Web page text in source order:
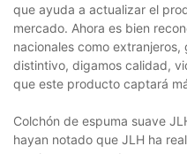
que ayuda a actualizar el
mercado. Ahora es bien
nacionales como
distintivo, digamos calidad,
que este producto captará
Colchón de espuma suave
hayan notado que JLH ha